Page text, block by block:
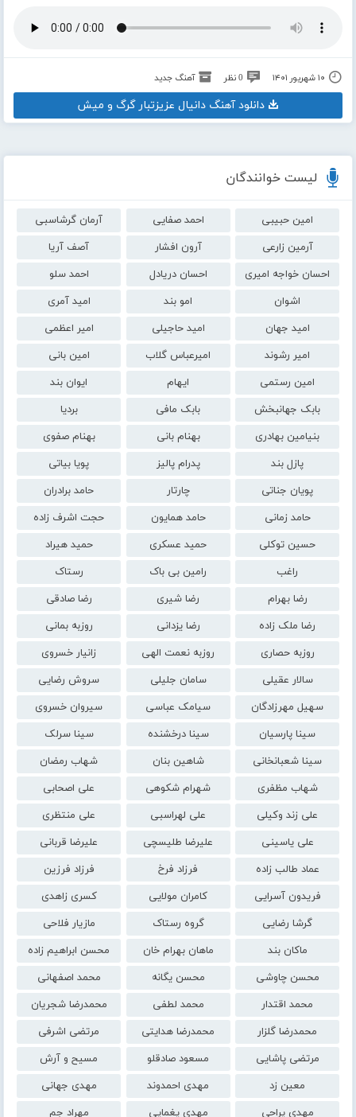
لیست خوانندگان
امین حبیبی احمد صفایی
آرمان گرشاسبی
آرمین زارعی
آرون افشار
آصف آریا
احسان خواجه امیری
احسان دریادل
احمد سلو
اشوان
امو بند
امید آمری
امید جهان
امید حاجیلی
امیر اعظمی
امیر رشوند
امیرعباس گلاب
امین بانی
امین رستمی
ایهام
ایوان بند
بابک جهانبخش
بابک مافی
بردیا
بنیامین بهادری
بهنام بانی
بهنام صفوی
پازل بند
پدرام پالیز
پویا بیاتی
پویان جناتی
چارتار
حامد برادران
حامد زمانی
حامد همایون
حجت اشرف زاده
حسین توکلی
حمید عسکری
حمید هیراد
راغب
رامین بی باک
رستاک
رضا بهرام
رضا شیری
رضا صادقی
رضا ملک زاده
رضا یزدانی
روزبه بمانی
روزبه حصاری
روزبه نعمت الهی
زانیار خسروی
سالار عقیلی
سامان جلیلی
سروش رضایی
سهیل مهرزادگان
سیامک عباسی
سیروان خسروی
سینا پارسیان
سینا درخشنده
سینا سرلک
سینا شعبانخانی
شاهین بنان
شهاب رمضان
شهاب مظفری
شهرام شکوهی
علی اصحابی
علی زند وکیلی
علی لهراسبی
علی منتظری
علی یاسینی
علیرضا طلیسچی
علیرضا قربانی
عماد طالب زاده
فرزاد فرخ
فرزاد فرزین
فریدون آسرایی
کامران مولایی
کسری زاهدی
گرشا رضایی
گروه رستاک
مازیار فلاحی
ماکان بند
ماهان بهرام خان
محسن ابراهیم زاده
محسن چاوشی
محسن یگانه
محمد اصفهانی
محمد اقتدار
محمد لطفی
محمدرضا شجریان
محمدرضا گلزار
محمدرضا هدایتی
مرتضی اشرفی
مرتضی پاشایی
مسعود صادقلو
مسیح و آرش
معین زد
مهدی احمدوند
مهدی جهانی
مهدی یراحی
مهدی یغمایی
مهراد جم
۱۰ شهریور ۱۴۰۱ 0 نظر آهنگ جدید
دانلود آهنگ دانیال عزیزتبار گرگ و میش